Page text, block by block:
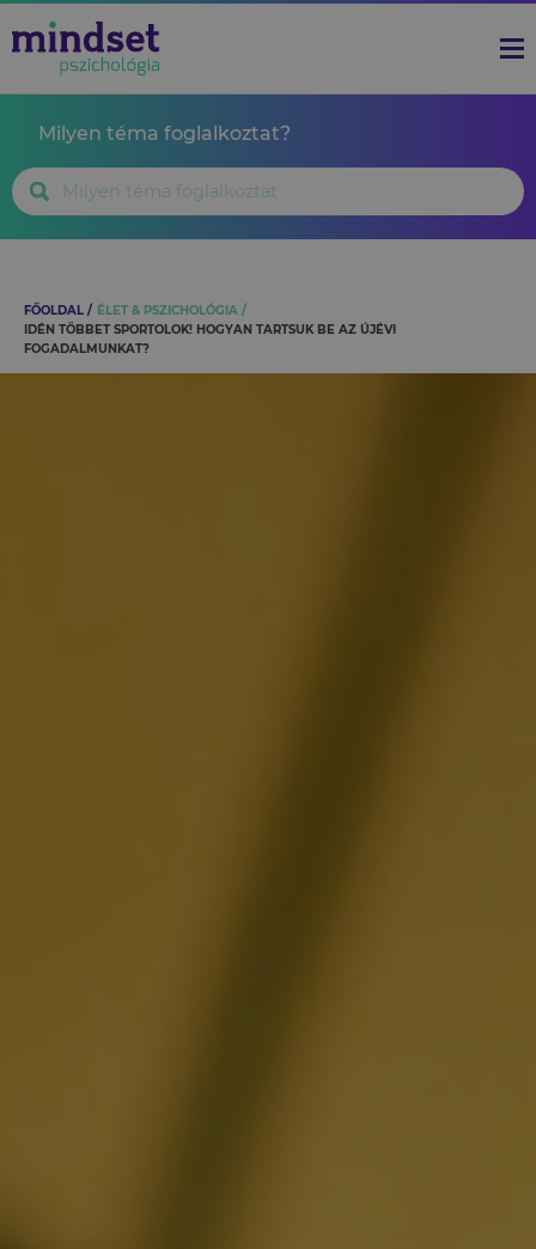
Milyen téma foglalkoztat?
FŐOLDAL
ÉLET & PSZICHOLÓGIA
IDÉN TÖBBET SPORTOLOK! HOGYAN TARTSUK BE AZ ÚJÉVI
FOGADALMUNKAT?